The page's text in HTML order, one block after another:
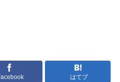
はてブ